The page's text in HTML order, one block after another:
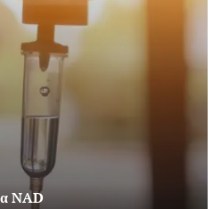
NAD